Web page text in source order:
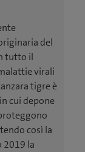
del
tutto il
virali
tigre è
cui depone
così la
2019 la